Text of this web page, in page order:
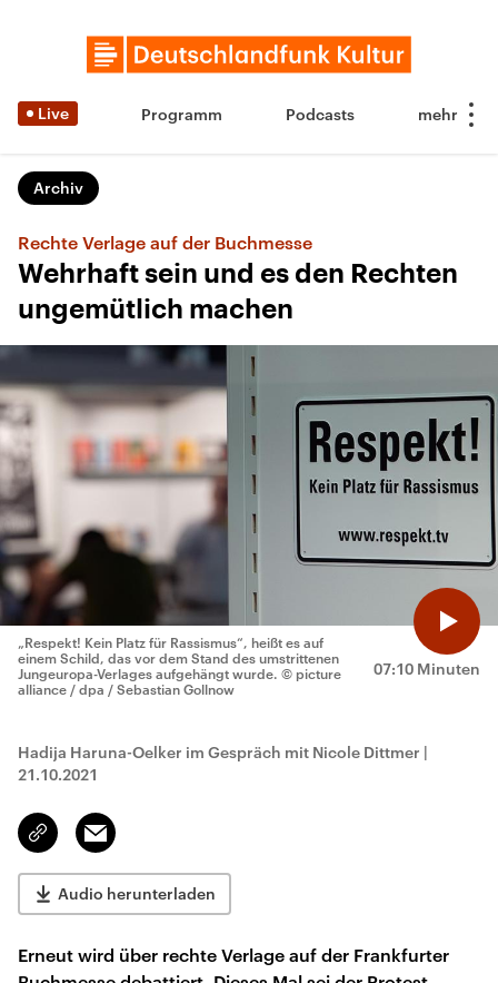
Live Programm Podcasts
Archiv
Rechte Verlage auf der Buchmesse
Wehrhaft sein und es den Rechten
ungemütlich machen
07:10 Minuten
„Respekt! Kein Platz für Rassismus“, heißt es auf
einem Schild, das vor dem Stand des umstrittenen
Jungeuropa-Verlages aufgehängt wurde. © picture
alliance / dpa / Sebastian Gollnow
Hadija Haruna-Oelker im Gespräch mit Nicole Dittmer |
21.10.2021
Link
kopieren/teilen
Email
Audio herunterladen
Erneut wird über rechte Verlage auf der Frankfurter